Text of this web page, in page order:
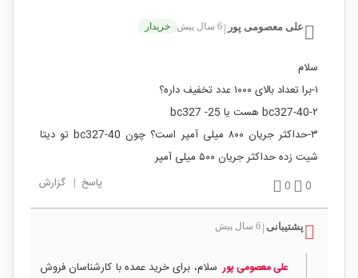
علی معصومی پور | 6 سال پیش خریدار
سلام
۱-برا تعداد بالای ۱۰۰۰ عدد تخفیف داره؟
۲-bc327-40 هست یا bc327 -25
۳-حداکثر جریان ۸۰۰ میلی آمپر است؟ چون bc327-40 تو دیتا
شیت زده حداکثر جریان ۵۰۰ میلی آمپر
0
0 پاسخ | گزارش
پشتیبانی | 6 سال پیش
علی معصومی پور سلام، برای خرید عمده با کارشناسان فروش